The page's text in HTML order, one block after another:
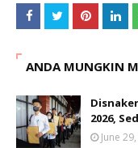
ANDA MUNGKIN
2026,
June